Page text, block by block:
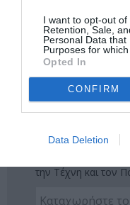
I want to opt-out of
Retention, Sale,
Personal Data
Purposes for
Opted In
CONFIRM
Data Deletion
Tags
ΔΡΑΣΤΗΡΙΟΤΗΤΕΣ ΓΙΑ ΠΑΙΔΙΑ
ΧΡΙΣΤΟΥΓΕΝΝΙΑΤΙΚΕΣ
Newsletter
την Τέχνη και τον